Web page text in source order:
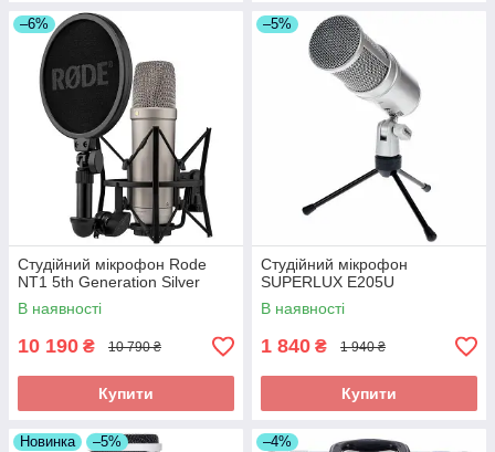
–6%
Студійний мікрофон Rode
NT1 5th Generation Silver
В наявності
10 190 ₴ 10 790 ₴
Купити
–5%
Студійний мікрофон
SUPERLUX E205U
В наявності
1 840 ₴ 1 940 ₴
Купити
Новинка –5% –4%